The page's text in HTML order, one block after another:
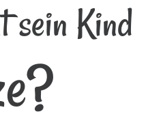
sein Kind